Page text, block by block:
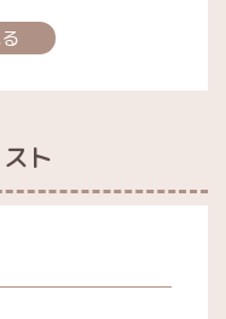
ト